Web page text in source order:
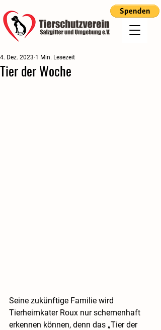
Tier der Woche
4. Dez. 2023 1 Min. Lesezeit
Seine zukünftige Familie wird
Tierheimkater Roux nur schemenhaft
erkennen können, denn das „Tier der